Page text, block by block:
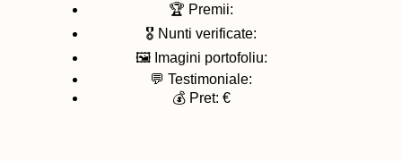
🏆 Premii:
🎖️ Nunti verificate:
🖼️ Imagini portofoliu:
💬 Testimoniale:
💰 Pret: €